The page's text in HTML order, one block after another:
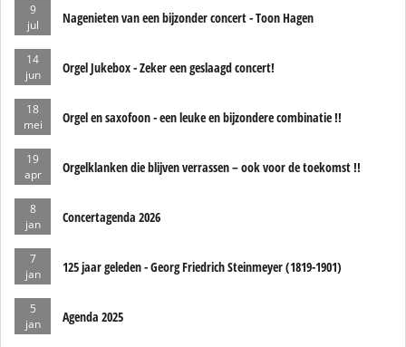
Nagenieten van een bijzonder concert - Toon Hagen
9
jul
Orgel Jukebox - Zeker een geslaagd concert!
14
jun
Orgel en saxofoon - een leuke en bijzondere combinatie !!
18
mei
Orgelklanken die blijven verrassen – ook voor de toekomst !!
19
apr
Concertagenda 2026
8
jan
125 jaar geleden - Georg Friedrich Steinmeyer (1819-1901)
7
jan
Agenda 2025
5
jan